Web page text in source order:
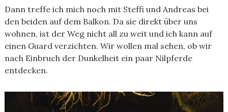
Dann treffe ich mich noch mit Steffi und Andreas bei
den beiden auf dem Balkon. Da sie direkt über uns
wohnen, ist der Weg nicht all zu weit und ich kann auf
einen Guard verzichten. Wir wollen mal sehen, ob wir
nach Einbruch der Dunkelheit ein paar Nilpferde
entdecken.